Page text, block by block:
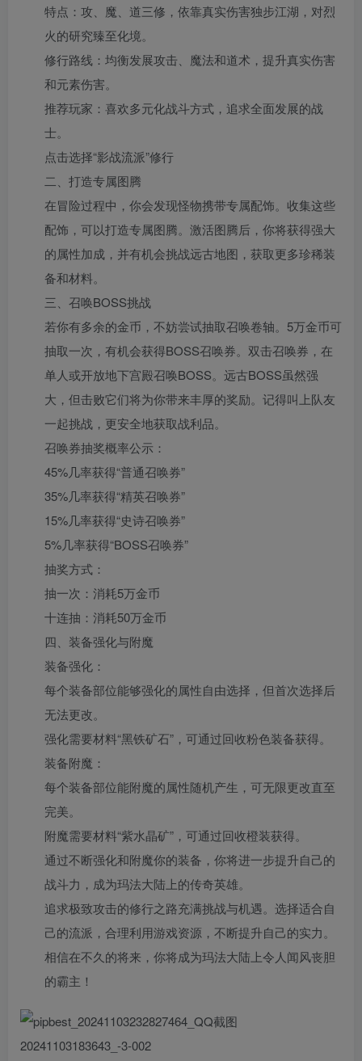
特点：攻、魔、道三修，依靠真实伤害独步江湖，对烈
火的研究臻至化境。
修行路线：均衡发展攻击、魔法和道术，提升真实伤害
和元素伤害。
推荐玩家：喜欢多元化战斗方式，追求全面发展的战
士。
点击选择“影战流派”修行
二、打造专属图腾
在冒险过程中，你会发现怪物携带专属配饰。收集这些
配饰，可以打造专属图腾。激活图腾后，你将获得强大
的属性加成，并有机会挑战远古地图，获取更多珍稀装
备和材料。
三、召唤BOSS挑战
若你有多余的金币，不妨尝试抽取召唤卷轴。5万金币可
抽取一次，有机会获得BOSS召唤券。双击召唤券，在
单人或开放地下宫殿召唤BOSS。远古BOSS虽然强
大，但击败它们将为你带来丰厚的奖励。记得叫上队友
一起挑战，更安全地获取战利品。
召唤券抽奖概率公示：
45%几率获得“普通召唤券”
35%几率获得“精英召唤券”
15%几率获得“史诗召唤券”
5%几率获得“BOSS召唤券”
抽奖方式：
抽一次：消耗5万金币
十连抽：消耗50万金币
四、装备强化与附魔
装备强化：
每个装备部位能够强化的属性自由选择，但首次选择后
无法更改。
强化需要材料“黑铁矿石”，可通过回收粉色装备获得。
装备附魔：
每个装备部位能附魔的属性随机产生，可无限更改直至
完美。
附魔需要材料“紫水晶矿”，可通过回收橙装获得。
通过不断强化和附魔你的装备，你将进一步提升自己的
战斗力，成为玛法大陆上的传奇英雄。
追求极致攻击的修行之路充满挑战与机遇。选择适合自
己的流派，合理利用游戏资源，不断提升自己的实力。
相信在不久的将来，你将成为玛法大陆上令人闻风丧胆
的霸主！